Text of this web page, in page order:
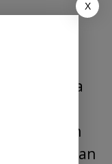
dalam kata
ini, dan
laksanakan
X